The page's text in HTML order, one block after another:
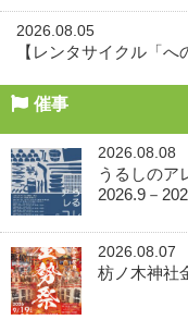
2026.08.05
【レンタサイクル「
催事
2026.08.08
うるしのア
2026.9－
2026.08.07
枋ノ木神社